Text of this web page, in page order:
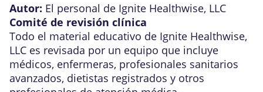
Autor: El personal de Ignite Healthwise, LLC
Comité de revisión clínica
Todo el material educativo de Ignite Healthwise,
LLC es revisada por un equipo que incluye
médicos, enfermeras, profesionales sanitarios
avanzados, dietistas registrados y otros